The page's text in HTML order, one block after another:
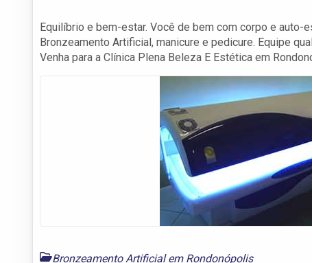
Equilíbrio e bem-estar. Você de bem com corpo e
Bronzeamento Artificial, manicure e pedicure. Equipe
Venha para a Clínica Plena Beleza E Estética em
Bronzeamento Artificial em Rondonópolis